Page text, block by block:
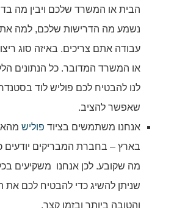
הבית או המשרד שלכם ויבין מה
נשמע מה הדרישות שלכם, למה
עבודה אתם צריכים. באיזה סוג
או המשרד המדובר. כל הנתונים
לנו להבטיח לכם פוליש לוד
שאפשר להציב.
אנחנו משתמשים בציוד פוליש
בארץ – בחברת המבריקים יודעים
מה שקובע. לכן אנחנו משקיעים
שניתן להשיג כדי להבטיח לכם את
והטובה ביותר ובזמן קצר.